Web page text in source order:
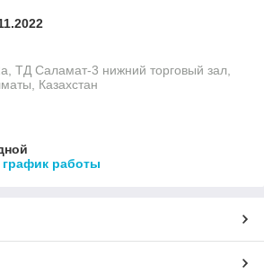
ТД Саламат-3 нижний торговый зал,
Казахстан
график работы